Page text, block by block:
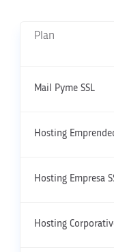
Plan
Mail Pyme SSL
Hosting
Hosting Empresa
Hosting